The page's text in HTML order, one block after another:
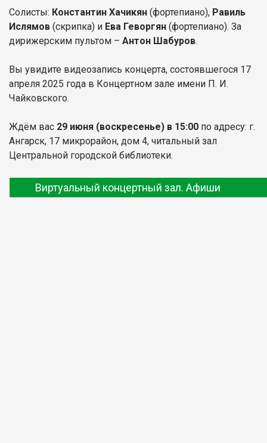
Солисты: Константин Хачикян (фортепиано), Равиль
Ислямов (скрипка) и Ева Геворгян (фортепиано). За
дирижерским пультом – Антон Шабуров.
Вы увидите видеозапись концерта, состоявшегося 17
апреля 2025 года в Концертном зале имени П. И.
Чайковского.
Ждём вас 29 июня (воскресенье) в 15:00 по адресу: г.
Ангарск, 17 микрорайон, дом 4, читальный зал
Центральной городской библиотеки.
Виртуальный концертный зал. Афиши